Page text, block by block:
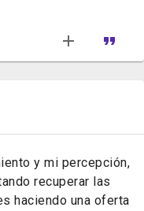
y mi percepción,
recuperar las
haciendo una oferta